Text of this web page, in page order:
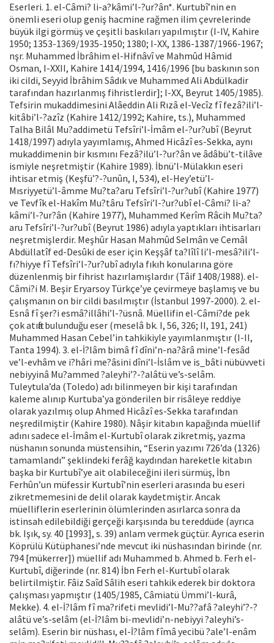
Eserleri. 1. el-Câmi? li-a?kâmi’l-?ur?ân*. Kurtubî’nin en
önemli eseri olup geniş hacmine rağmen ilim çevrelerinde
büyük ilgi görmüş ve çeşitli baskıları yapılmıştır (I-IV, Kahire
1950; 1353-1369/1935-1950; 1380; I-XX, 1386-1387/1966-1967;
nşr. Muhammed İbrâhim el-Hifnâvî ve Mahmûd Hâmid
Osman, I-XXII, Kahire 1414/1994, 1416/1996 [bu baskının son
iki cildi, Seyyid İbrâhim Sâdık ve Muhammed Ali Abdülkadir
tarafından hazırlanmış fihristlerdir]; I-XX, Beyrut 1405/1985).
Tefsirin mukaddimesini Alâeddin Ali Rızâ el-Vecîz fî fezâ?ili’l-
kitâbi’l-?azîz (Kahire 1412/1992; Kahire, ts.), Muhammed
Talha Bilâl Mu?addimetü Tefsîri’l-İmâm el-?ur?ubî (Beyrut
1418/1997) adıyla yayımlamış, Ahmed Hicâzî es-Sekka, aynı
mukaddimenin bir kısmını Fezâ?ilü’l-?ur?ân ve âdâbü’t-tilâve
ismiyle neşretmiştir (Kahire 1989). İbnü’l-Mülakkın eseri
ihtisar etmiş (Keşfü’?-?unûn, I, 534), el-Hey’etü’l-
Mısriyyetü’l-âmme Mu?ta?aru Tefsîri’l-?ur?ubî (Kahire 1977)
ve Tevfîk el-Hakîm Mu?târu Tefsîri’l-?ur?ubî el-Câmi? li-a?
kâmi’l-?ur?ân (Kahire 1977), Muhammed Kerîm Râcih Mu?ta?
aru Tefsîri’l-?ur?ubî (Beyrut 1986) adıyla yaptıkları ihtisarları
neşretmişlerdir. Meşhûr Hasan Mahmûd Selmân ve Cemâl
Abdüllatîf ed-Desûki de eser için Keşşâf ta?lîlî li’l-mesâ?ili’l-
fı?hiyye fî Tefsîri’l-?ur?ubî adıyla fıkıh konularına göre
düzenlenmiş bir fihrist hazırlamışlardır (Tâif 1408/1988). el-
Câmi?i M. Beşir Eryarsoy Türkçe’ye çevirmeye başlamış ve bu
çalışmanın on bir cildi basılmıştır (İstanbul 1997-2000). 2. el-
Esnâ fî şer?i esmâ?illâhi’l-?üsnâ. Müellifin el-Câmi?de pek
çok atıfta bulunduğu eser (meselâ bk. I, 56, 326; II, 191, 241)
Muhammed Hasan Cebel’in tahkikiyle yayımlanmıştır (I-II,
Tanta 1994). 3. el-İ?lâm bimâ fî dîni’n-na?ârâ mine’l-fesâd
ve’l-evhâm ve i?hâri me?âsini dîni’l-İslâm ve is_bâti nübüvveti
nebiyyinâ Mu?ammed ?aleyhi’?-?alâtü ve’s-selâm.
Tuleytula’da (Toledo) adı bilinmeyen bir kişi tarafından
kaleme alınıp Kurtuba’ya gönderilen bir risâleye reddiye
olarak yazılmış olup Ahmed Hicâzî es-Sekka tarafından
neşredilmiştir (Kahire 1980). Nâşir kitabın kapağında müellif
adını sadece el-İmâm el-Kurtubî olarak zikretmiş, yazma
nüshanın sonunda müstensihin, “Eserin yazımı 726’da (1326)
tamamlandı” şeklindeki ferâğ kaydından hareketle kitabın
başka bir Kurtubî’ye ait olabileceğini ileri sürmüş, İbn
Ferhûn’un müfessir Kurtubî’nin eserleri arasında bu eseri
zikretmemesini de delil olarak kaydetmiştir. Ancak
müelliflerin eserlerinin ölümlerinden asırlarca sonra da
istinsah edilebildiği gerçeği karşısında bu tereddüde (ayrıca
bk. Işık, sy. 40 [1993], s. 39) anlam vermek güçtür. Ayrıca eserin
Köprülü Kütüphanesi’nde mevcut iki nüshasından birinde (nr.
794 [mükerrer]) müellif adı Muhammed b. Ahmed b. Ferh el-
Kurtubî, diğerinde (nr. 814) İbn Ferh el-Kurtubî olarak
belirtilmiştir. Fâiz Saîd Sâlih eseri tahkik ederek bir doktora
çalışması yapmıştır (1405/1985, Câmiatü Ümmi’l-kurâ,
Mekke). 4. el-İ?lâm fî ma?rifeti mevlidi’l-Mu??afâ ?aleyhi’?-?
alâtü ve’s-selâm (el-İ?lâm bi-mevlidi’n-nebiyyi ?aleyhi’s-
selâm). Eserin bir nüshası, el-İ?lâm fîmâ yecibü ?ale’l-enâm